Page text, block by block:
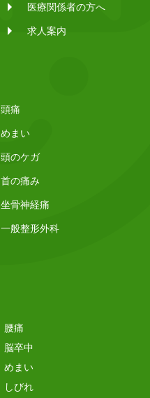
医療関係者の方へ
求人案内
頭痛
めまい
頭のケガ
首の痛み
坐骨神経痛
一般整形外科
腰痛
脳卒中
めまい
しびれ